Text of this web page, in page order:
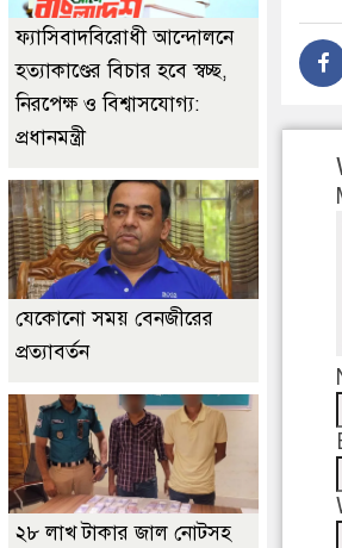
ফ্যাসিবাদবিরোধী আন্দোলনে
হত্যাকাণ্ডের বিচার হবে স্বচ্ছ,
নিরপেক্ষ ও বিশ্বাসযোগ্য:
প্রধানমন্ত্রী
যেকোনো সময় বেনজীরের
প্রত্যাবর্তন
২৮ লাখ টাকার জাল নোটসহ